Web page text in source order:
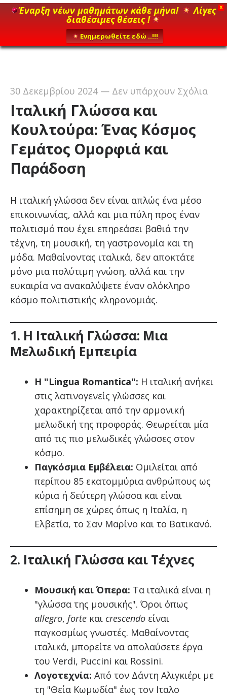
X
Έναρξη νέων μαθημάτων κάθε μήνα! Λίγες
διαθέσιμες θέσεις !
Ενημερωθείτε εδώ ..!!!
30 Δεκεμβρίου 2024— Δεν υπάρχουν Σχόλια
Ιταλική Γλώσσα και
Κουλτούρα: Ένας Κόσμος
Γεμάτος Ομορφιά και
Παράδοση
Η ιταλική γλώσσα δεν είναι απλώς ένα μέσο
επικοινωνίας, αλλά και μια πύλη προς έναν
πολιτισμό που έχει επηρεάσει βαθιά την
τέχνη, τη μουσική, τη γαστρονομία και τη
μόδα. Μαθαίνοντας ιταλικά, δεν αποκτάτε
μόνο μια πολύτιμη γνώση, αλλά και την
ευκαιρία να ανακαλύψετε έναν ολόκληρο
κόσμο πολιτιστικής κληρονομιάς.
1. Η Ιταλική Γλώσσα: Μια
Μελωδική Εμπειρία
Η "Lingua Romantica": Η ιταλική ανήκει
στις λατινογενείς γλώσσες και
χαρακτηρίζεται από την αρμονική
μελωδική της προφοράς. Θεωρείται μία
από τις πιο μελωδικές γλώσσες στον
κόσμο.
Παγκόσμια Εμβέλεια: Ομιλείται από
περίπου 85 εκατομμύρια ανθρώπους ως
κύρια ή δεύτερη γλώσσα και είναι
επίσημη σε χώρες όπως η Ιταλία, η
Ελβετία, το Σαν Μαρίνο και το Βατικανό.
2. Ιταλική Γλώσσα και Τέχνες
Μουσική και Όπερα: Τα ιταλικά είναι η
"γλώσσα της μουσικής". Όροι όπως
allegro, forteκαι crescendoείναι
παγκοσμίως γνωστές. Μαθαίνοντας
ιταλικά, μπορείτε να απολαύσετε έργα
του Verdi, Puccini και Rossini.
Λογοτεχνία: Από τον Δάντη Αλιγκιέρι με
τη "Θεία Κωμωδία" έως τον Ιταλο